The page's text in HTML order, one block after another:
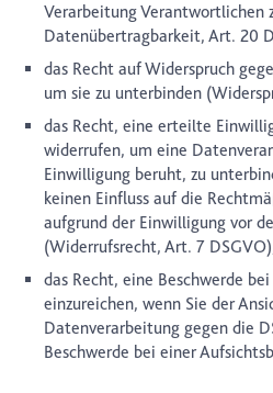
Verarbeitung Verantwortlichen
Datenübertragbarkeit, Art. 20
das Recht auf Widerspruch
um sie zu unterbinden
das Recht, eine erteilte
widerrufen, um eine
Einwilligung beruht, zu
keinen Einfluss auf die
aufgrund der Einwilligung vor
(Widerrufsrecht, Art. 7
das Recht, eine Beschwerde
einzureichen, wenn Sie der
Datenverarbeitung gegen die
Beschwerde bei einer